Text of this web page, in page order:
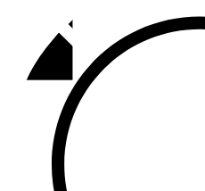
92,9 FM
Базарлы матак
107,1 FM
Балык бистәсе
104,9 FM